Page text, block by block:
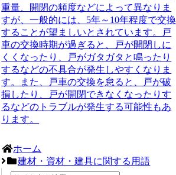
重量、開閉の頻度などによって異なりま
すが、一般的には、5年～10年程度で交換
することが望ましいとされています。戸
車の交換時期が過ぎると、戸が開閉しに
くくなったり、戸がガタガタと鳴ったり
するなどの不具合が発生しやすくなりま
す。また、戸車の交換を怠ると、戸が破
損したり、戸が開閉できなくなったりす
るなどのトラブルが発生する可能性もあ
ります。
ホーム
建材・資材・建具に関する用語